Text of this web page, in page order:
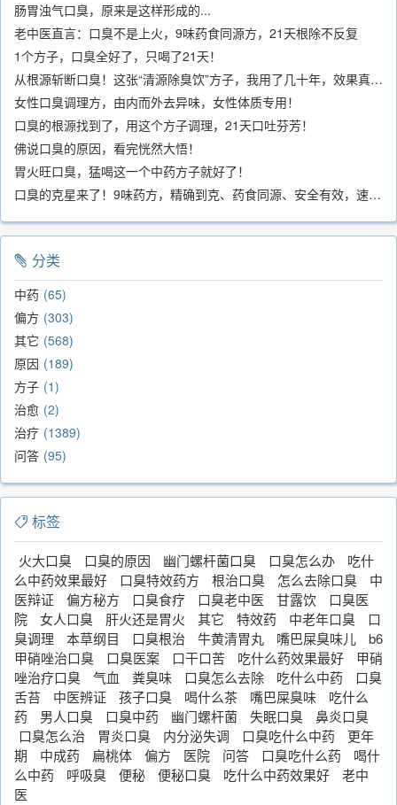
肠胃浊气口臭，原来是这样形成的...
老中医直言：口臭不是上火，9味药食同源方，21天根除不反复
1个方子，口臭全好了，只喝了21天！
从根源斩断口臭！这张“清源除臭饮”方子，我用了几十年，效果真不错
女性口臭调理方，由内而外去异味，女性体质专用！
口臭的根源找到了，用这个方子调理，21天口吐芬芳！
佛说口臭的原因，看完恍然大悟！
胃火旺口臭，猛喝这一个中药方子就好了！
口臭的克星来了！9味药方，精确到克、药食同源、安全有效，速看！
分类
中药 65
偏方 303
其它 568
原因 189
方子 1
治愈 2
治疗 1389
问答 95
标签
火大口臭 口臭的原因 幽门螺杆菌口臭 口臭怎么办
吃什
么中药效果最好
口臭特效药方 根治口臭 怎么去除口臭
中
医辩证
偏方秘方 口臭食疗 口臭老中医 甘露饮
口臭医
院
女人口臭 肝火还是胃火 其它 特效药 中老年口臭
口
臭调理
本草纲目 口臭根治 牛黄清胃丸 嘴巴屎臭味儿
b6
甲硝唑治口臭
口臭医案 口干口苦 吃什么药效果最好
甲硝
唑治疗口臭
气血 粪臭味 口臭怎么去除 吃什么中药
口臭
舌苔
中医辨证 孩子口臭 喝什么茶 嘴巴屎臭味
吃什么
药
男人口臭 口臭中药 幽门螺杆菌 失眠口臭
鼻炎口臭
口臭怎么治
胃炎口臭 内分泌失调 口臭吃什么中药
更年
期
中成药 扁桃体 偏方 医院 问答 口臭吃什么药
喝什
么中药
呼吸臭 便秘 便秘口臭 吃什么中药效果好
老中
医